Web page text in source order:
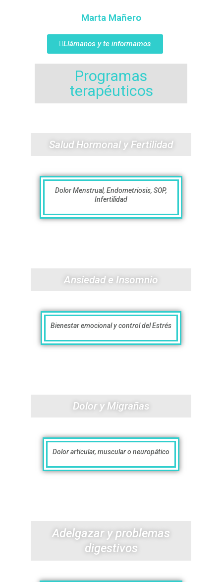
Marta Mañero
Llámanos y te informamos
Programas
terapéuticos
Salud Hormonal y Fertilidad
Dolor Menstrual, Endometriosis, SOP,
Infertilidad
Ansiedad e Insomnio
Bienestar emocional y control del Estrés
Dolor y Migrañas
Dolor articular, muscular o neuropático
Adelgazar y problemas
digestivos